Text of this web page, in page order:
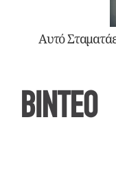
Αυτό
ΒΙΝΤΕΟ